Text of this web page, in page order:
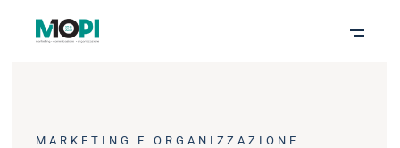
MARKETING E ORGANIZZAZIONE